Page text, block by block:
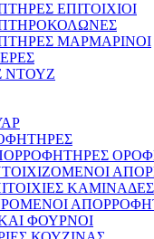
ΕΠΙΤΟΙΧΙΟΙ
ΜΑΡΜΑΡΙΝΟΙ
ΝΤΟΥΖ
ΚΑΜΙΝΑΔΕΣ
ΦΟΥΡΝΟΙ